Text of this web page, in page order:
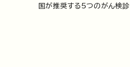
国が推奨する5つのがん検診